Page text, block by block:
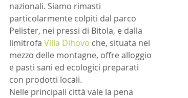
nazionali. Siamo rimasti
particolarmente colpiti dal parco
Pelister, nei pressi di Bitola, e dalla
limitrofa Villa Dihovo che, situata nel
mezzo delle montagne, offre alloggio
e pasti sani ed ecologici preparati
con prodotti locali.
Nelle principali città vale la pena